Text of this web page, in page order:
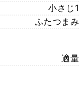
小さじ1
ふたつまみ
適量